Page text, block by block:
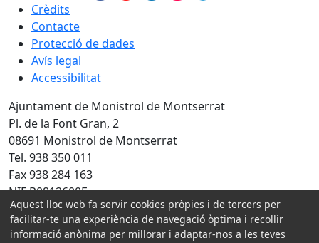
Crèdits
Contacte
Protecció de dades
Avís legal
Accessibilitat
Ajuntament de Monistrol de Montserrat
Pl. de la Font Gran, 2
08691 Monistrol de Montserrat
Tel. 938 350 011
Fax 938 284 163
NIF P0812600E
Amb la col·laboració de:
Aquest lloc web fa servir cookies pròpies i de tercers per
facilitar-te una experiència de navegació òptima i recollir
informació anònima per millorar i adaptar-nos a les teves